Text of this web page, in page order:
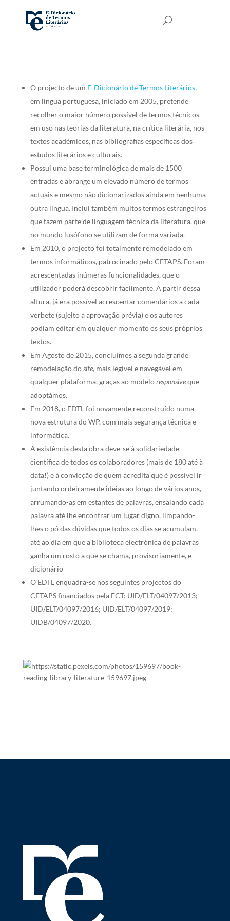
O projecto de um E-Dicionário de Termos Literários,
em língua portuguesa, iniciado em 2005, pretende
recolher o maior número possível de termos técnicos
em uso nas teorias da literatura, na crítica literária, nos
textos académicos, nas bibliografias específicas dos
estudos literários e culturais.
Possui uma base terminológica de mais de 1500
entradas e abrange um elevado número de termos
actuais e mesmo não dicionarizados ainda em nenhuma
outra língua. Inclui também muitos termos estrangeiros
que fazem parte de linguagem técnica da literatura, que
no mundo lusófono se utilizam de forma variada.
Em 2010, o projecto foi totalmente remodelado em
termos informáticos, patrocinado pelo CETAPS. Foram
acrescentadas inúmeras funcionalidades, que o
utilizador poderá descobrir facilmente. A partir dessa
altura, já era possível acrescentar comentários a cada
verbete (sujeito a aprovação prévia) e os autores
podiam editar em qualquer momento os seus próprios
textos.
Em Agosto de 2015, concluímos a segunda grande
remodelação dosite, mais legível e navegável em
qualquer plataforma, graças ao modeloresponsiveque
adoptámos.
Em 2018, o EDTL foi novamente reconstruído numa
nova estrutura do WP, com mais segurança técnica e
informática.
A existência desta obra deve-se à solidariedade
científica de todos os colaboradores (mais de 180 até à
data!) e à convicção de quem acredita que é possível ir
juntando ordeiramente ideias ao longo de vários anos,
arrumando-as em estantes de palavras, ensaiando cada
palavra até lhe encontrar um lugar digno, limpando-
lhes o pó das dúvidas que todos os dias se acumulam,
até ao dia em que a biblioteca electrónica de palavras
ganha um rosto a que se chama, provisoriamente, e-
dicionário
O EDTL enquadra-se nos seguintes projectos do
CETAPS financiados pela FCT: UID/ELT/04097/2013;
UID/ELT/04097/2016; UID/ELT/04097/2019;
UIDB/04097/2020.